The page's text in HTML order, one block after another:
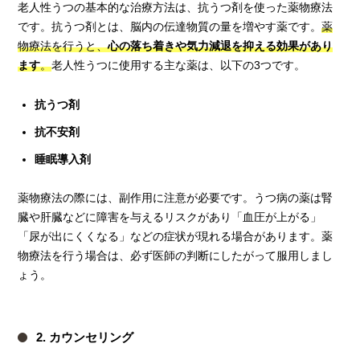
老人性うつの基本的な治療方法は、抗うつ剤を使った薬物療法
です。抗うつ剤とは、脳内の伝達物質の量を増やす薬です。薬
物療法を行うと、心の落ち着きや気力減退を抑える効果があり
ます。老人性うつに使用する主な薬は、以下の3つです。
抗うつ剤
抗不安剤
睡眠導入剤
薬物療法の際には、副作用に注意が必要です。うつ病の薬は腎
臓や肝臓などに障害を与えるリスクがあり「血圧が上がる」
「尿が出にくくなる」などの症状が現れる場合があります。薬
物療法を行う場合は、必ず医師の判断にしたがって服用しまし
ょう。
2. カウンセリング